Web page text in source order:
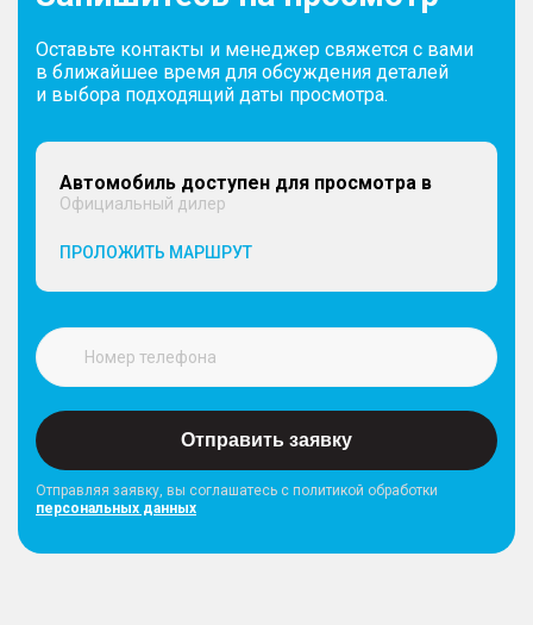
Оставьте контакты и менеджер свяжется с вами
в ближайшее время для обсуждения деталей
и выбора подходящий даты просмотра.
Автомобиль доступен для просмотра в
Официальный дилер
ПРОЛОЖИТЬ МАРШРУТ
Отправить заявку
Отправляя заявку, вы соглашатесь с политикой обработки
персональных данных